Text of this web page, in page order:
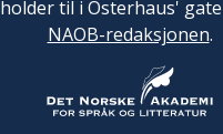
holder til i Osterhaus' gate
NAOB-redaksjonen.